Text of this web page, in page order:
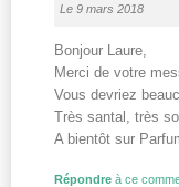
Le 9 mars 2018
Bonjour Laure,
Merci de votre
Vous devriez
Très santal, très
A bientôt sur
Répondre à ce